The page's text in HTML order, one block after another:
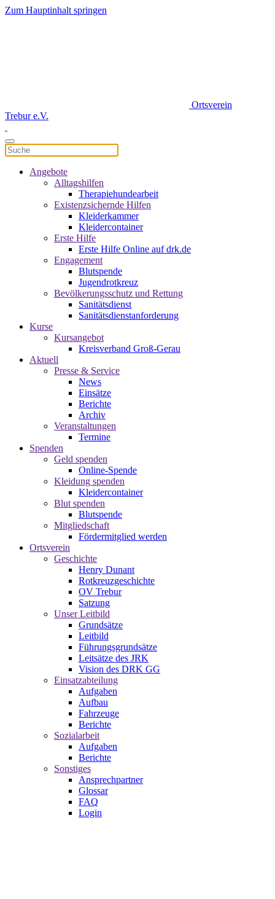
Zum Hauptinhalt springen
Ortsverein
Trebur e.V.
Angebote
Alltagshilfen
Therapiehundearbeit
Existenzsichernde Hilfen
Kleiderkammer
Kleidercontainer
Erste Hilfe
Erste Hilfe Online auf drk.de
Engagement
Blutspende
Jugendrotkreuz
Bevölkerungsschutz und Rettung
Sanitätsdienst
Sanitätsdienstanforderung
Kurse
Kursangebot
Kreisverband Groß-Gerau
Aktuell
Presse & Service
News
Einsätze
Berichte
Archiv
Veranstaltungen
Termine
Spenden
Geld spenden
Online-Spende
Kleidung spenden
Kleidercontainer
Blut spenden
Blutspende
Mitgliedschaft
Fördermitglied werden
Ortsverein
Geschichte
Henry Dunant
Rotkreuzgeschichte
OV Trebur
Satzung
Unser Leitbild
Grundsätze
Leitbild
Führungsgrundsätze
Leitsätze des JRK
Vision des DRK GG
Einsatzabteilung
Aufgaben
Aufbau
Fahrzeuge
Berichte
Sozialarbeit
Aufgaben
Berichte
Sonstiges
Ansprechpartner
Glossar
FAQ
Login